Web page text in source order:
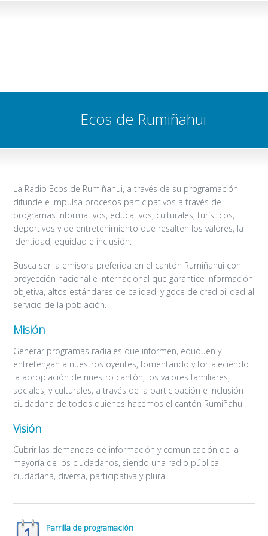
Ecos de Rumiñahui
La Radio Ecos de Rumiñahui, a través de su programación
difunde e impulsa procesos participativos a través de
programas informativos, educativos, culturales, turísticos,
deportivos y de entretenimiento que resalten los valores, la
identidad, equidad e inclusión.
Busca ser la emisora preferida en el cantón Rumiñahui con
proyección nacional e internacional que garantice información
objetiva, altos estándares de calidad, y goce de credibilidad al
servicio de la población.
Misión
Generar programas radiales que informen, eduquen y
entretengan a nuestros oyentes, fomentando y fortaleciendo
la apropiación de nuestro cantón, los valores familiares,
sociales, y culturales, a través de la participación e inclusión
ciudadana de todos quienes hacemos el cantón Rumiñahui.
Visión
Cubrir las demandas de información y comunicación de la
mayoría de los ciudadanos, siendo una radio pública
ciudadana, diversa, participativa y plural.
Parrilla de programación